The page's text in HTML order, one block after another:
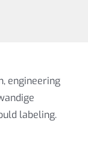
engineering
labeling.